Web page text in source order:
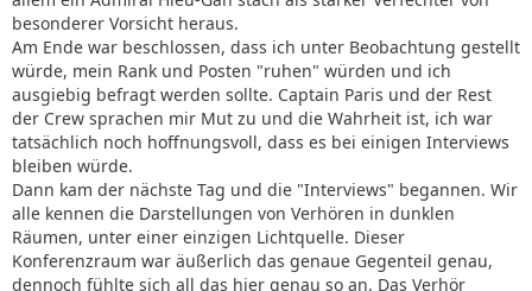
besonderer Vorsicht heraus.
Am Ende war beschlossen, dass ich unter Beobachtung gestellt
würde, mein Rank und Posten "ruhen" würden und ich
ausgiebig befragt werden sollte. Captain Paris und der Rest
der Crew sprachen mir Mut zu und die Wahrheit ist, ich war
tatsächlich noch hoffnungsvoll, dass es bei einigen Interviews
bleiben würde.
Dann kam der nächste Tag und die "Interviews" begannen. Wir
alle kennen die Darstellungen von Verhören in dunklen
Räumen, unter einer einzigen Lichtquelle. Dieser
Konferenzraum war äußerlich das genaue Gegenteil genau,
dennoch fühlte sich all das hier genau so an. Das Verhör